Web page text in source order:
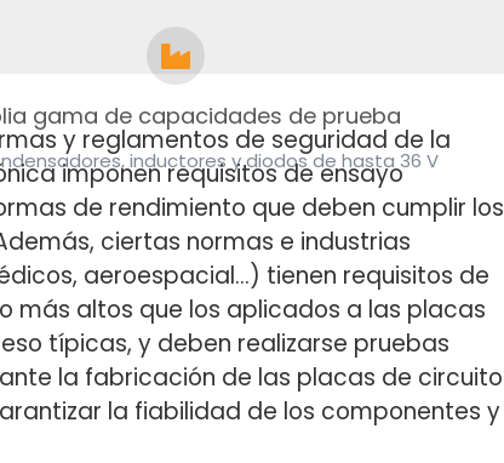
gama de capacidades de prueba
inductores y diodos de hasta 36 V
y reglamentos de seguridad de la
imponen requisitos de ensayo
de rendimiento que deben cumplir los
ciertas normas e industrias
aeroespacial…) tienen requisitos de
más altos que los aplicados a las placas
típicas, y deben realizarse pruebas
la fabricación de las placas de circuito
la fiabilidad de los componentes y